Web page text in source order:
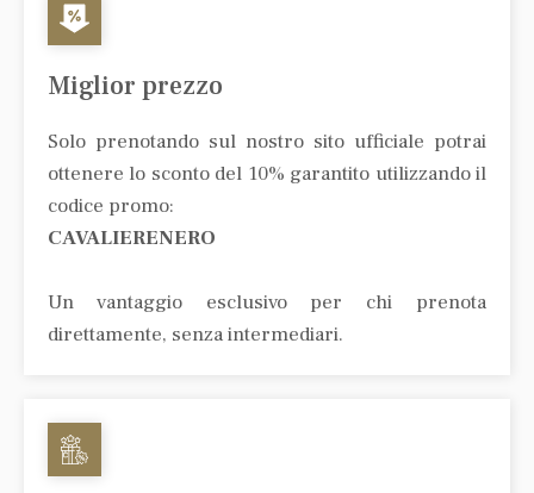
Miglior prezzo
Solo prenotando sul nostro sito ufficiale potrai
ottenere lo sconto del 10% garantito utilizzando il
codice promo:
CAVALIERENERO
Un vantaggio esclusivo per chi prenota
direttamente, senza intermediari.